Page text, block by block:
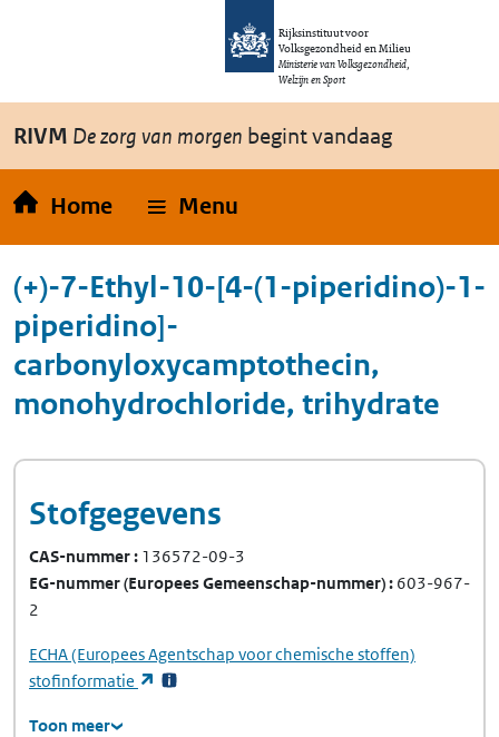
Overslaan en naar de inhoud gaan
Rijksinstituut voor
Volksgezondheid en Milieu
Ministerie van Volksgezondheid,
Welzijn en Sport
RIVM De zorg van morgen begint vandaag
Home Menu
(+)-7-Ethyl-10-[4-(1-piperidino)-1-
piperidino]-
carbonyloxycamptothecin,
monohydrochloride, trihydrate
Stofgegevens
CAS-nummer 136572-09-3
EG-nummer(Europees Gemeenschap-nummer) 603-967-
2
ECHA(Europees Agentschap voor chemische stoffen)
stofinformatie
(opent in een nieuw tabblad)
Toon meer